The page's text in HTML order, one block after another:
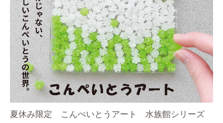
夏休み限定 こんぺいとうアート 水族館シリーズ
カートへ進む